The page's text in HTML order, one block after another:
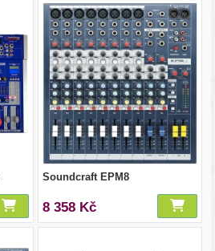
Soundcraft EPM8
8 358 Kč